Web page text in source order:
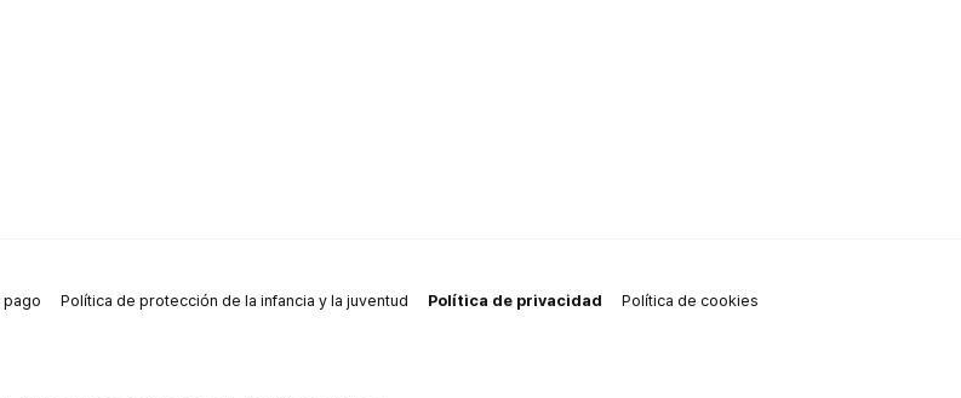
pago Política de protección de la infancia y la juventud Política de privacidad
Política de cookies